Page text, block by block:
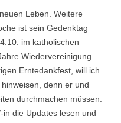
Leben. Weitere
ist sein Gedenktag
im katholischen
Wiedervereinigung
Erntedankfest, will ich
denn er und
durchmachen müssen.
die Updates lesen und